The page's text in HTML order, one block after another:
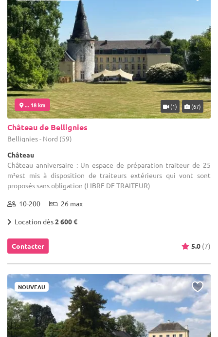
... 18 km (1) (67)
Château de Bellignies
Bellignies - Nord (59)
Château
Château anniversaire : Un espace de préparation traiteur de 25
m²est mis à disposition de traiteurs extérieurs qui vont sont
proposés sans obligation (LIBRE DE TRAITEUR)
10-200 26 max
Location dès2 600 €
Contacter 5.0 (7)
NOUVEAU